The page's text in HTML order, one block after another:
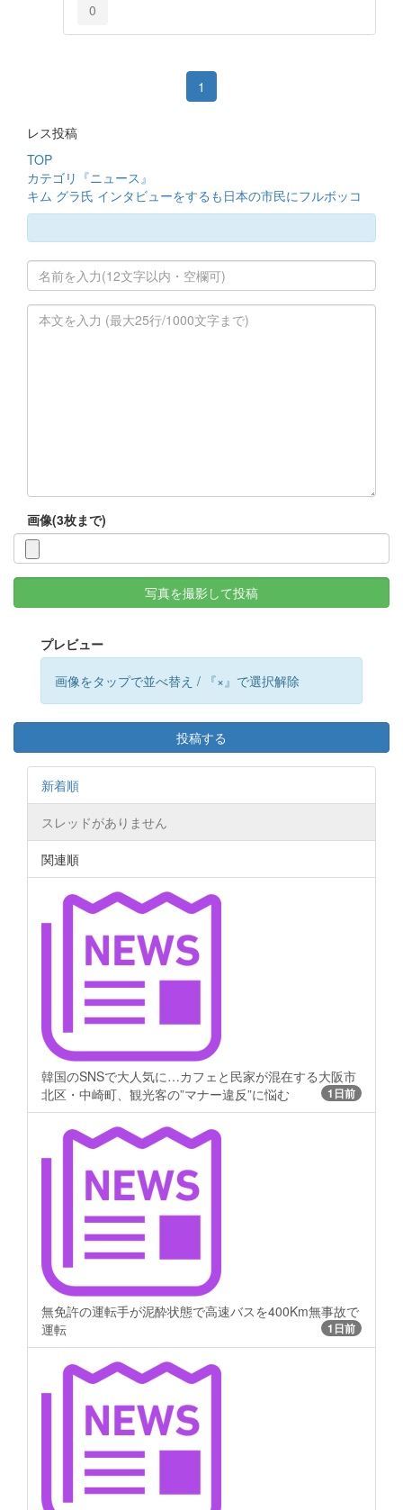
0
1
レス投稿
TOP
カテゴリ『ニュース』
キム グラ氏 インタビューをするも日本の市民にフルボッコ
画像(3枚まで)
写真を撮影して投稿
プレビュー
画像をタップで並べ替え / 『×』で選択解除
投稿する
新着順
スレッドがありません
関連順
韓国のSNSで大人気に…カフェと民家が混在する大阪市
北区・中崎町、観光客の”マナー違反”に悩む
1日前
無免許の運転手が泥酔状態で高速バスを400Km無事故で
運転
1日前